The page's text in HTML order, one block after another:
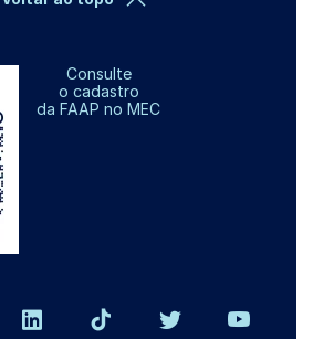
Consulte
o cadastro
da FAAP no MEC